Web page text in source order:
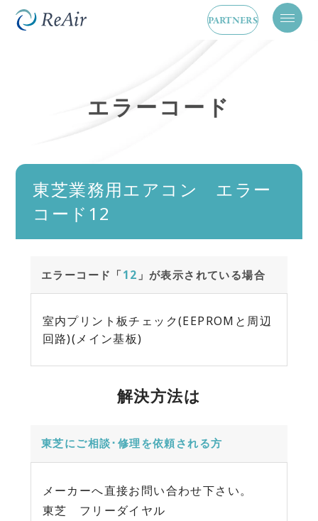
PARTNERS
メ
ニ
エラーコード
東芝業務用エアコン エラー
コード12
エラーコード「12 」が表示されている場合
室内プリント板チェック(EEPROMと周辺
回路)(メイン基板)
解決方法は
東芝にご相談･修理を依頼される方
メーカーへ直接お問い合わせ下さい。
東芝 フリーダイヤル